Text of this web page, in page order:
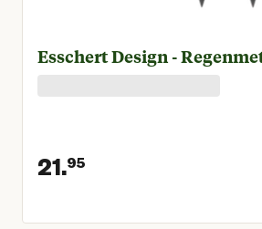
Esschert Design -
21.95